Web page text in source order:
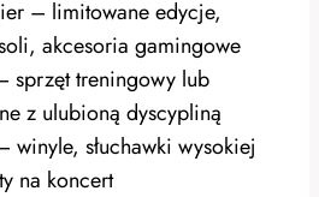
– limitowane edycje,
akcesoria gamingowe
sprzęt treningowy lub
z ulubioną dyscypliną
winyle, słuchawki wysokiej
na koncert